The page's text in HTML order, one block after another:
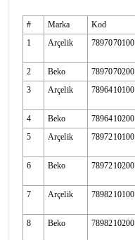
# Marka Kod
1
Arçelik 7897070100
2 Beko 7897070200
3
Arçelik 7896410100
4 Beko 7896410200
5
Arçelik 7897210100
6 Beko 7897210200
7 Arçelik 7898210100
8 Beko 7898210200